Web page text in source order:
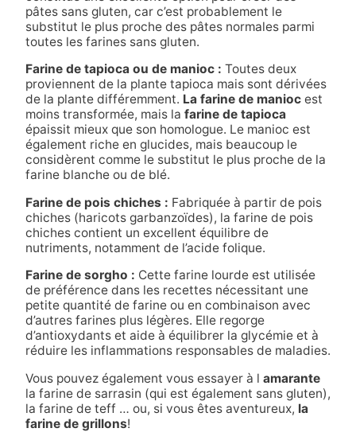
pâtes sans gluten, car c’est probablement le
substitut le plus proche des pâtes normales parmi
toutes les farines sans gluten.
Farine de tapioca ou de manioc : Toutes deux
proviennent de la plante tapioca mais sont dérivées
de la plante différemment. La farine de maniocest
moins transformée, mais la farine de tapioca
épaissit mieux que son homologue. Le manioc est
également riche en glucides, mais beaucoup le
considèrent comme le substitut le plus proche de la
farine blanche ou de blé.
Farine de pois chiches : Fabriquée à partir de pois
chiches (haricots garbanzoïdes), la farine de pois
chiches contient un excellent équilibre de
nutriments, notamment de l’acide folique.
Farine de sorgho : Cette farine lourde est utilisée
de préférence dans les recettes nécessitant une
petite quantité de farine ou en combinaison avec
d’autres farines plus légères. Elle regorge
d’antioxydants et aide à équilibrer la glycémie et à
réduire les inflammations responsables de maladies.
Vous pouvez également vous essayer à l amarante
la farine de sarrasin (qui est également sans gluten),
la farine de teff … ou, si vous êtes aventureux, la
farine de grillons!